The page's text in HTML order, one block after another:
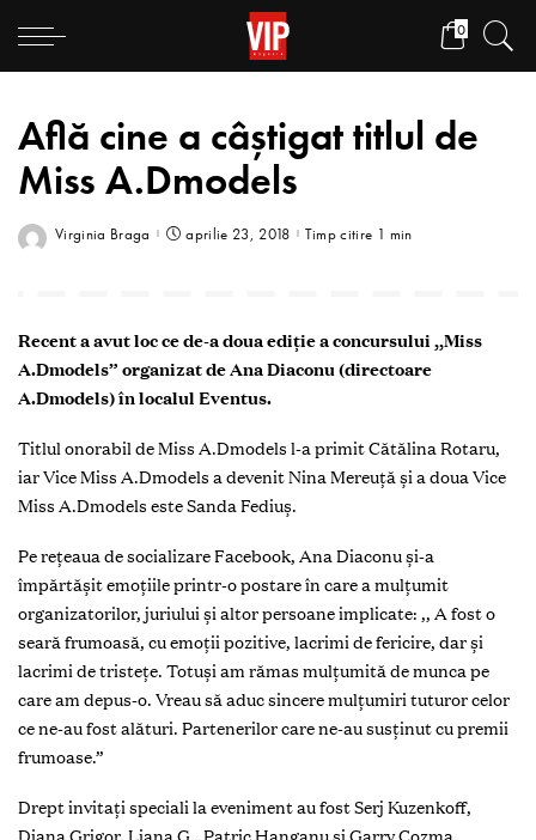
0
Află cine a câștigat titlul de
Miss A.Dmodels
Virginia Braga aprilie 23, 2018 Timp citire 1 min
Recent a avut loc ce de-a doua ediție a concursului ,,Miss
A.Dmodels” organizat de Ana Diaconu (directoare
A.Dmodels) în localul Eventus.
Titlul onorabil de Miss A.Dmodels l-a primit Cătălina Rotaru,
iar Vice Miss A.Dmodels a devenit Nina Mereuță și a doua Vice
Miss A.Dmodels este Sanda Fediuș.
Pe rețeaua de socializare Facebook, Ana Diaconu și-a
împărtășit emoțiile printr-o postare în care a mulțumit
organizatorilor, juriului și altor persoane implicate: ,, A fost o
seară frumoasă, cu emoții pozitive, lacrimi de fericire, dar și
lacrimi de tristețe. Totuși am rămas mulțumită de munca pe
care am depus-o. Vreau să aduc sincere mulțumiri tuturor celor
ce ne-au fost alături. Partenerilor care ne-au susținut cu premii
frumoase.”
Drept invitați speciali la eveniment au fost Serj Kuzenkoff,